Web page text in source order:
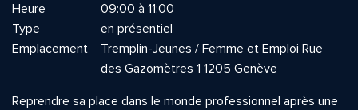
Heure
09:00 à 11:00
Type
en présentiel
Emplacement
Tremplin-Jeunes / Femme et Emploi Rue
des Gazomètres 1 1205 Genève
Reprendre sa place dans le monde professionnel après une